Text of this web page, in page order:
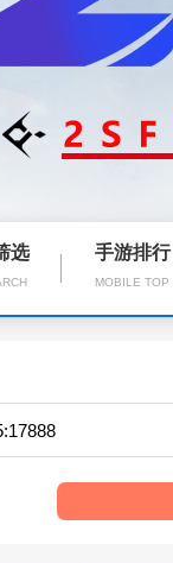
选 手游排行
MOBILE TOP